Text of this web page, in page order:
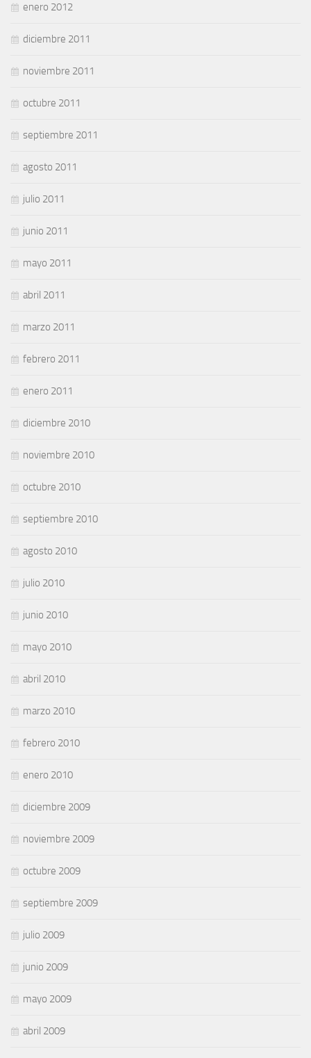
enero 2012
diciembre 2011
noviembre 2011
octubre 2011
septiembre 2011
agosto 2011
julio 2011
junio 2011
mayo 2011
abril 2011
marzo 2011
febrero 2011
enero 2011
diciembre 2010
noviembre 2010
octubre 2010
septiembre 2010
agosto 2010
julio 2010
junio 2010
mayo 2010
abril 2010
marzo 2010
febrero 2010
enero 2010
diciembre 2009
noviembre 2009
octubre 2009
septiembre 2009
julio 2009
junio 2009
mayo 2009
abril 2009